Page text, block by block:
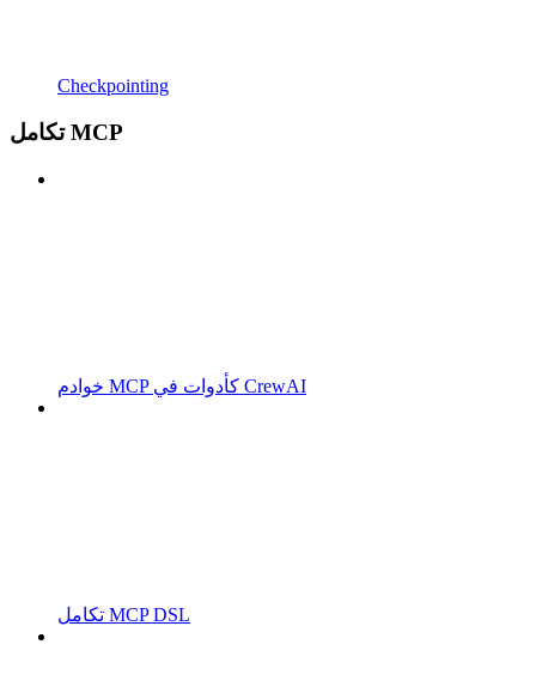
Checkpointing
تكامل MCP
خوادم MCP كأدوات في CrewAI
تكامل MCP DSL